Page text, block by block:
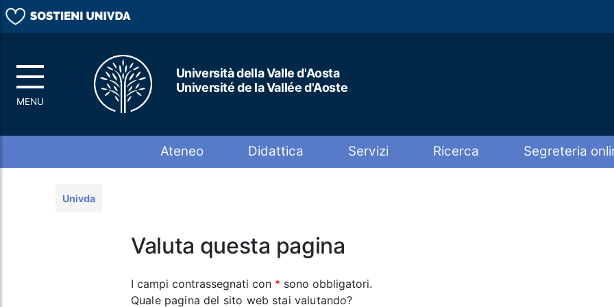
Università della Valle d'Aosta
Université de la Vallée d'Aoste
Ateneo Didattica Servizi Ricerca Segreteria
Univda
Valuta questa pagina
I campi contrassegnati con * sono obbligatori.
Quale pagina del sito web stai valutando?